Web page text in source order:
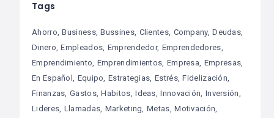
Tags
Ahorro Business Bussines Clientes Company Deudas
Dinero Empleados Emprendedor Emprendedores
Emprendimiento Emprendimientos Empresa Empresas
En Español Equipo Estrategias Estrés Fidelización
Finanzas Gastos Habitos Ideas Innovación Inversión
Lideres Llamadas Marketing Metas Motivación